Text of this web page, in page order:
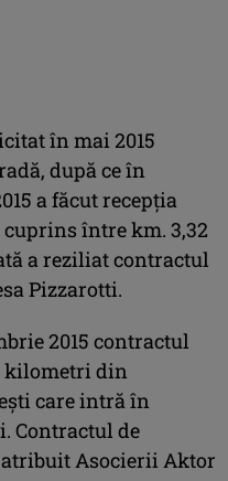
în mai 2015
după ce în
a făcut recepția
între km. 3,32
a reziliat contractul
Pizzarotti.
2015 contractul
kilometri din
care intră în
Contractul de
atribuit Asocierii Aktor